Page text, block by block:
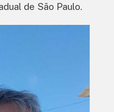
de São Paulo.